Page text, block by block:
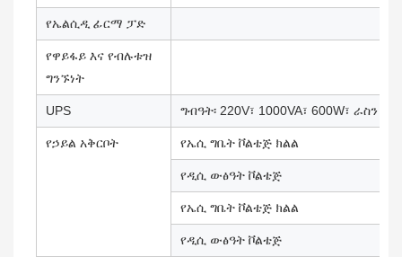
የኤልሲዲ ፊርማ ፓድ
የዋይፋይ እና የብሉቱዝ
ግንኙነት
UPS ግብዓት፡ 220V፣ 1000VA፣ 600W፣ ራስን
የኃይል አቅርቦት የኤሲ ግቤት ቮልቴጅ ክልል
የዲሲ ውፅዓት ቮልቴጅ
የኤሲ ግቤት ቮልቴጅ ክልል
የዲሲ ውፅዓት ቮልቴጅ